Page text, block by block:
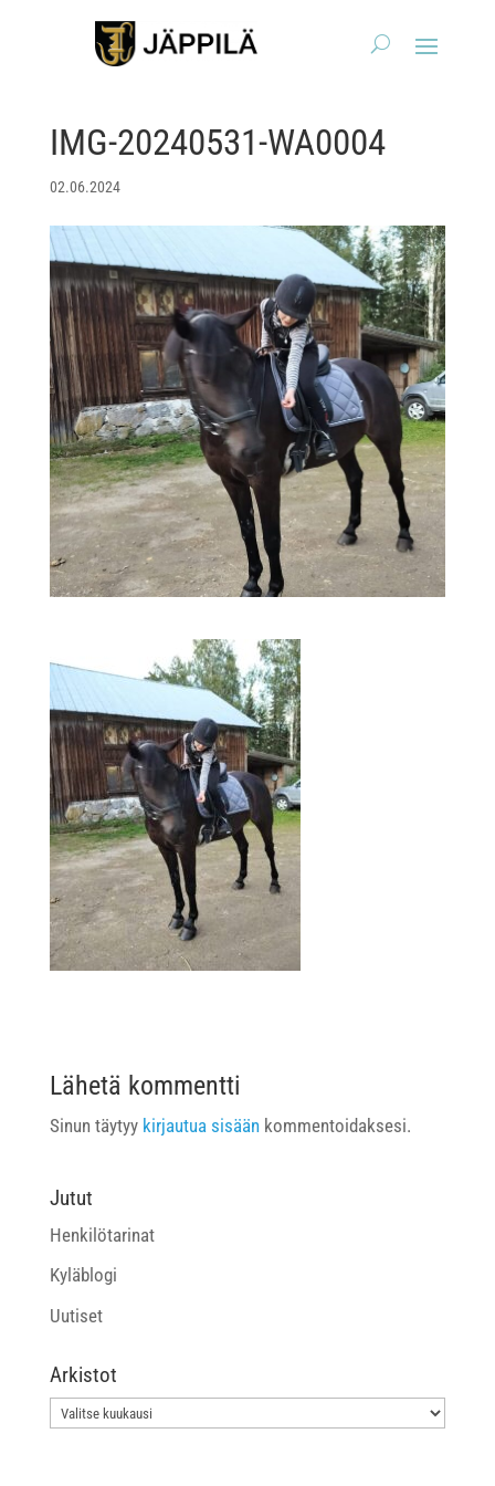
IMG-20240531-WA0004
02.06.2024
Lähetä kommentti
Sinun täytyy kirjautua sisäänkommentoidaksesi.
Jutut
Henkilötarinat
Kyläblogi
Uutiset
Arkistot
Arkistot